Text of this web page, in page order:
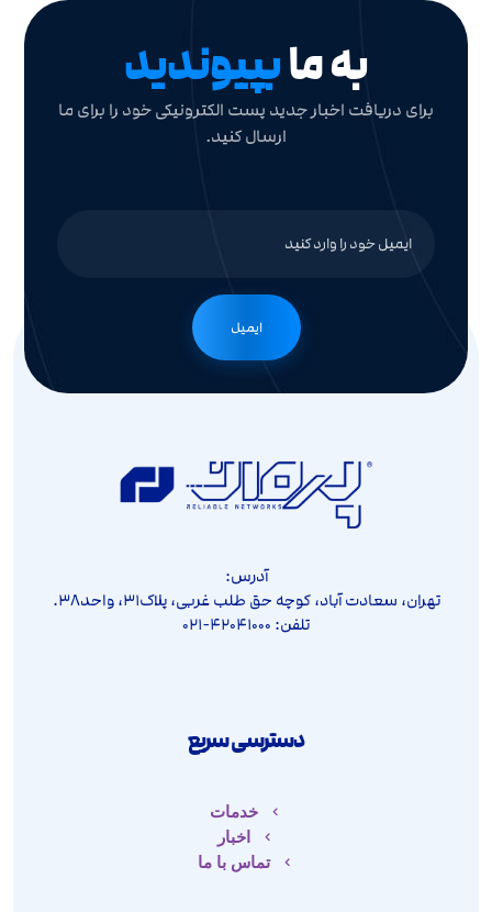
به مابپیوندید
برای دریافت اخبار جدید پست الکترونیکی خود را برای ما
ارسال کنید.
ایمیل
آدرس:
تهران، سعادت آباد، کوچه حق طلب غربی، پلاک۳۱، واحد۳۸.
تلفن: ۴۲۰۴۱۰۰۰-۰۲۱
دسترسی سریع
خدمات
اخبار
تماس با ما